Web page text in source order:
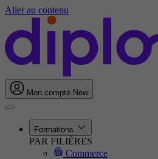
Aller au contenu
Mon compte New
Formations
PAR FILIÈRES
Commerce